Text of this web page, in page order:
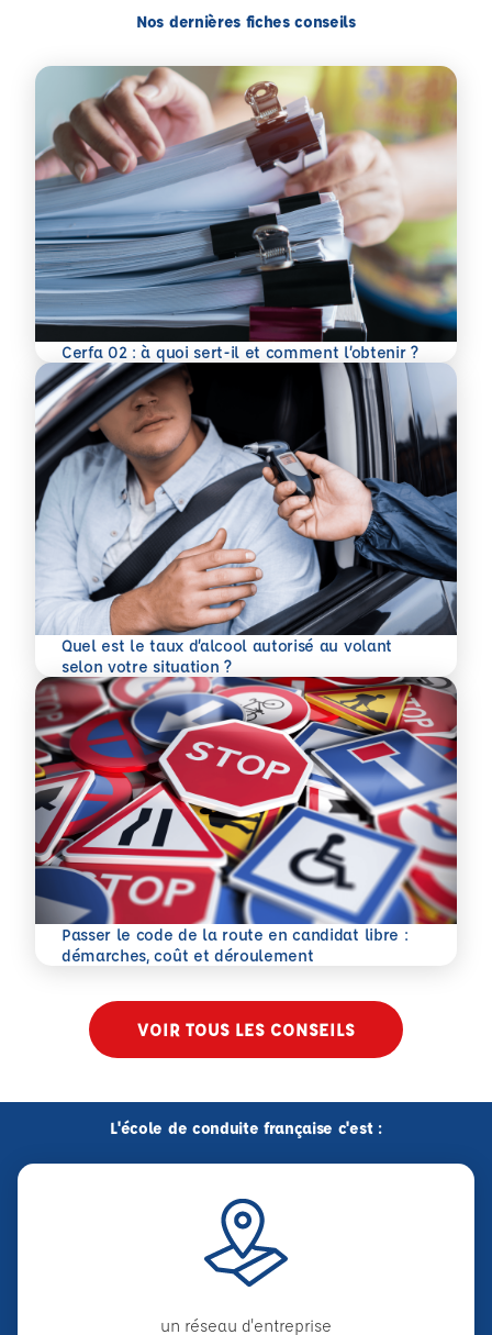
Nos dernières fiches conseils
Cerfa 02 : à quoi sert-il et comment l’obtenir ?
En savoir plus
Quel est le taux d’alcool autorisé au volant
selon votre situation ?
En savoir plus
Passer le code de la route en candidat libre :
démarches, coût et déroulement
En savoir plus
VOIR TOUS LES CONSEILS
L'école de conduite française c'est :
un réseau d'entreprise